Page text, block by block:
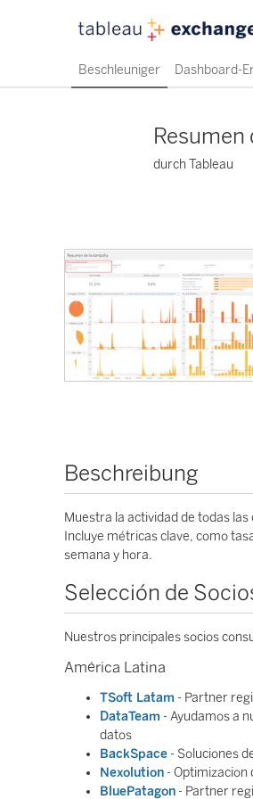
Beschleuniger Dashboard-
Resumen
durch Tableau
Beschreibung
Muestra la actividad de todas
Incluye métricas clave, como
semana y hora.
Selección de
Nuestros principales socios
América Latina
TSoft Latam - Partner
DataTeam - Ayudamos a
datos
BackSpace - Soluciones
Nexolution - Optimizacion
BluePatagon - Partner